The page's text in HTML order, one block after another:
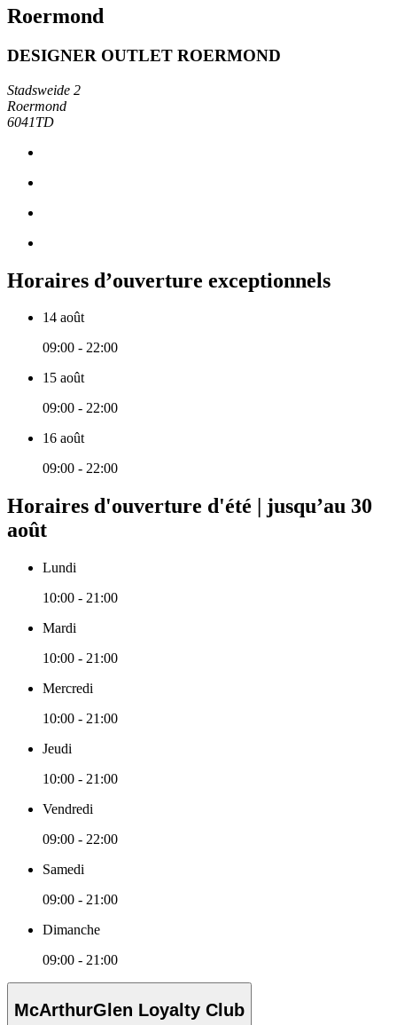
Roermond
DESIGNER OUTLET ROERMOND
Stadsweide 2
Roermond
6041TD
Horaires d’ouverture exceptionnels
14 août
09:00 - 22:00
15 août
09:00 - 22:00
16 août
09:00 - 22:00
Horaires d'ouverture d'été | jusqu’au 30
août
Lundi
10:00 - 21:00
Mardi
10:00 - 21:00
Mercredi
10:00 - 21:00
Jeudi
10:00 - 21:00
Vendredi
09:00 - 22:00
Samedi
09:00 - 21:00
Dimanche
09:00 - 21:00
McArthurGlen Loyalty Club